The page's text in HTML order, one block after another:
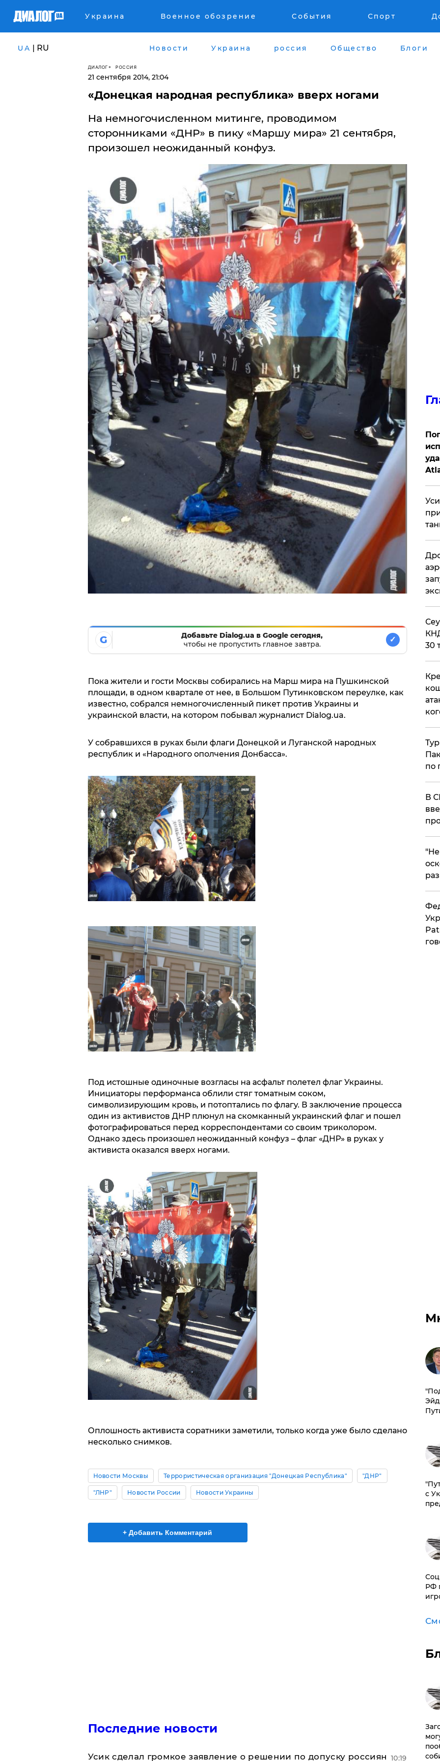
Украина Военное обозрение События Спорт
UA | RU Новости Украина россия Общество Блоги
ДИАЛОГ РОССИЯ
21 сентября 2014, 21:04
«Донецкая народная республика» вверх ногами
На немногочисленном митинге, проводимом
сторонниками «ДНР» в пику «Маршу мира» 21 сентября,
произошел неожиданный конфуз.
G
Добавьте Dialog.ua в Google сегодня,
чтобы не пропустить главное завтра.
✓
Пока жители и гости Москвы собирались на Марш мира на Пушкинской
площади, в одном квартале от нее, в Большом Путинковском переулке, как
известно, собрался немногочисленный пикет против Украины и
украинской власти, на котором побывал журналист Dialog.ua.
У собравшихся в руках были флаги Донецкой и Луганской народных
республик и «Народного ополчения Донбасса».
Под истошные одиночные возгласы на асфальт полетел флаг Украины.
Инициаторы перформанса облили стяг томатным соком,
символизирующим кровь, и потоптались по флагу. В заключение процесса
один из активистов ДНР плюнул на скомканный украинский флаг и пошел
фотографироваться перед корреспондентами со своим триколором.
Однако здесь произошел неожиданный конфуз – флаг «ДНР» в руках у
активиста оказался вверх ногами.
Оплошность активиста соратники заметили, только когда уже было сделано
несколько снимков.
Новости Москвы Террористическая организация "Донецкая Республика" "ДНР"
"ЛНР" Новости России Новости Украины
+ Добавить Комментарий
Последние новости
Усик сделал громкое заявление о решении по допуску россиян 10:19
30
по
В
с
РФ